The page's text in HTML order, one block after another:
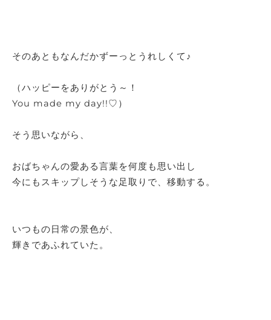
そのあともなんだかずーっとうれしくて♪
（ハッピーをありがとう～！
You made my day!!♡）
そう思いながら、
おばちゃんの愛ある言葉を何度も思い出し
今にもスキップしそうな足取りで、移動する。
いつもの日常の景色が、
輝きであふれていた。